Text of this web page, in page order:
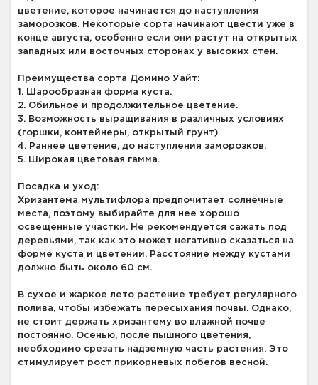
цветение, которое начинается до наступления
заморозков. Некоторые сорта начинают цвести уже в
конце августа, особенно если они растут на открытых
западных или восточных сторонах у высоких стен.
Преимущества сорта Домино Уайт:
1. Шарообразная форма куста.
2. Обильное и продолжительное цветение.
3. Возможность выращивания в различных условиях
(горшки, контейнеры, открытый грунт).
4. Раннее цветение, до наступления заморозков.
5. Широкая цветовая гамма.
Посадка и уход:
Хризантема мультифлора предпочитает солнечные
места, поэтому выбирайте для нее хорошо
освещенные участки. Не рекомендуется сажать под
деревьями, так как это может негативно сказаться на
форме куста и цветении. Расстояние между кустами
должно быть около 60 см.
В сухое и жаркое лето растение требует регулярного
полива, чтобы избежать пересыхания почвы. Однако,
не стоит держать хризантему во влажной почве
постоянно. Осенью, после пышного цветения,
необходимо срезать надземную часть растения. Это
стимулирует рост прикорневых побегов весной.